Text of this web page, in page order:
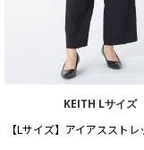
KEITH Lサイズ
【Lサイズ】アイアススト